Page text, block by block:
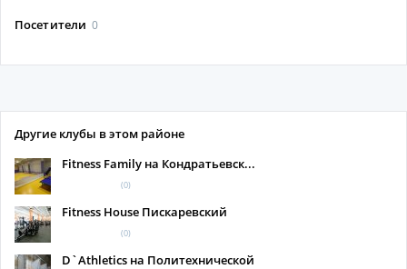
Посетители 0
Другие клубы в этом районе
Fitness Family на Кондратьевск...
(0)
Fitness House Пискаревский
(0)
D`Athletics на Политехнической